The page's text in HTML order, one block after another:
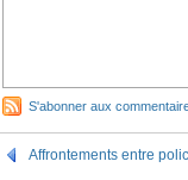
S'abonner aux
Affrontements entre